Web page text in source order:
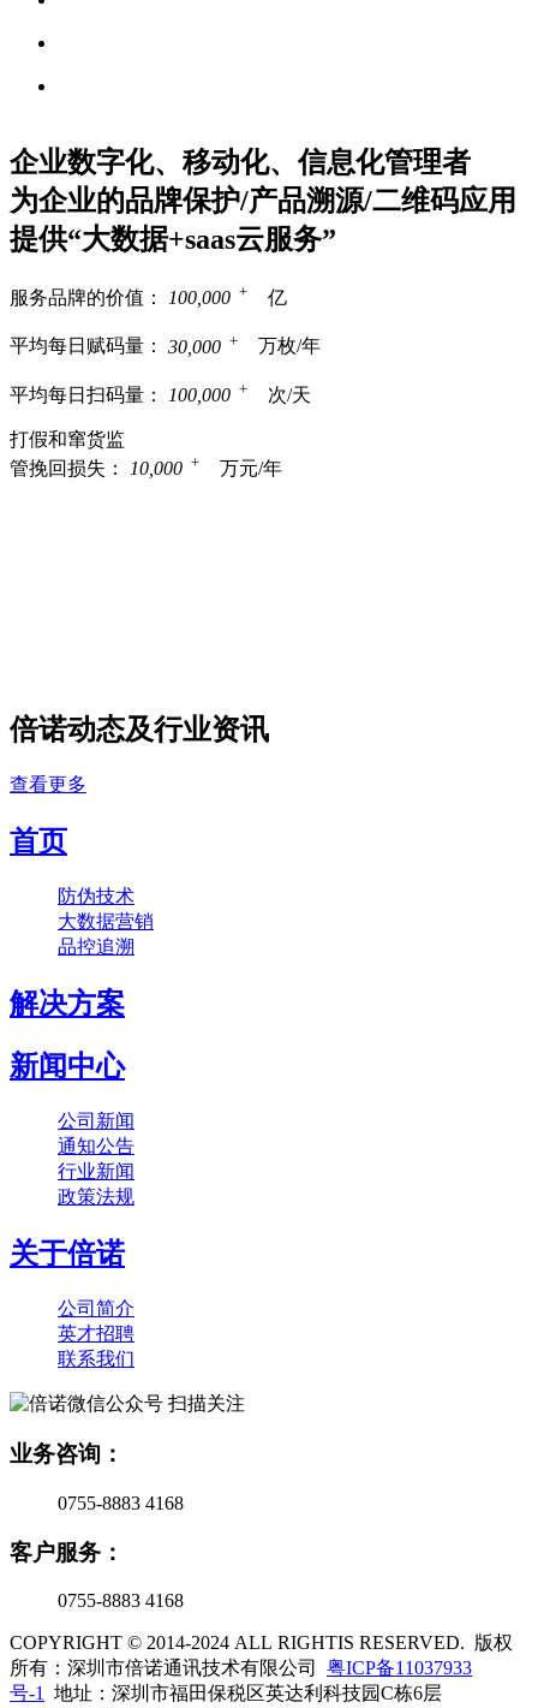
企业数字化、移动化、信息化管理者
为企业的品牌保护/产品溯源/二维码应用
提供“大数据+saas云服务”
服务品牌的价值： 100,000 + 亿
平均每日赋码量： 30,000 + 万枚/年
平均每日扫码量： 100,000 + 次/天
打假和窜货监
管挽回损失：
10,000 + 万元/年
倍诺动态及行业资讯
查看更多
首页
防伪技术
大数据营销
品控追溯
解决方案
新闻中心
公司新闻
通知公告
行业新闻
政策法规
关于倍诺
公司简介
英才招聘
联系我们
扫描关注
业务咨询：
0755-8883 4168
客户服务：
0755-8883 4168
COPYRIGHT © 2014-2024 ALL RIGHTIS RESERVED. 版权
所有：深圳市倍诺通讯技术有限公司 粤ICP备11037933
号-1
地址：深圳市福田保税区英达利科技园C栋6层